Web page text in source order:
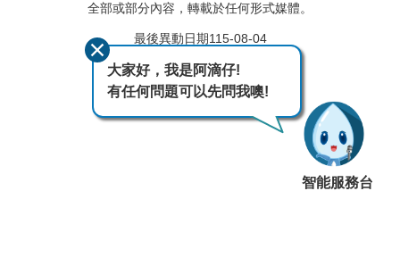
全部或部分內容，轉載於任何形式媒體。
最後異動日期115-08-04
瀏覽人次 305
大家好，我是阿滴仔!
有任何問題可以先問我噢!
智能服務台